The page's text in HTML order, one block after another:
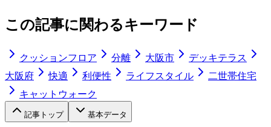
この記事に関わるキーワード
クッションフロア 分離 大阪市
デッキテラス
大阪府
快適 利便性 ライフスタイル
二世帯住宅
キャットウォーク
記事トップ 基本データ